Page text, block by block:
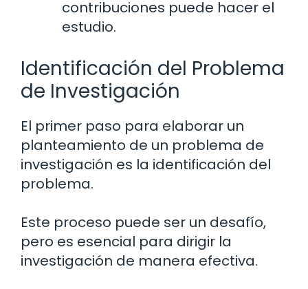
contribuciones puede hacer el
estudio.
Identificación del Problema
de Investigación
El primer paso para elaborar un
planteamiento de un problema de
investigación es la identificación del
problema.
Este proceso puede ser un desafío,
pero es esencial para dirigir la
investigación de manera efectiva.